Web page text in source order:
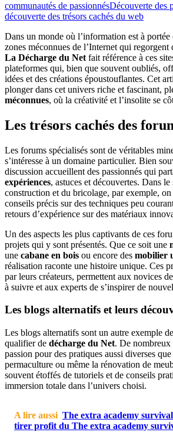
communautés de passionnésDécouverte des
découverte des trésors cachés du web
Dans un monde où l’information est à
zones méconnues de l’Internet qui regorgent
La Décharge du Net fait référence à ces
plateformes qui, bien que souvent oubliés,
idées et des créations époustouflantes. Cet
plonger dans cet univers riche et fascinant,
méconnues, où la créativité et l’insolite se
Les trésors cachés des
Les forums spécialisés sont de véritables
s’intéresse à un domaine particulier. Bien
discussion accueillent des passionnés qui
expériences, astuces et découvertes. Dans le
construction et du bricolage, par exemple,
conseils précis sur des techniques peu
retours d’expérience sur des matériaux
Un des aspects les plus captivants de ces
projets qui y sont présentés. Que ce soit une
une cabane en bois ou encore des mobilier
réalisation raconte une histoire unique. Ces
par leurs créateurs, permettent aux novices
à suivre et aux experts de s’inspirer de
Les blogs alternatifs et leurs
Les blogs alternatifs sont un autre exemple
qualifier de décharge du Net. De nombreux
passion pour des pratiques aussi diverses que
permaculture ou même la rénovation de
souvent étoffés de tutoriels et de conseils
immersion totale dans l’univers choisi.
A lire aussi The extra academy
tirer profit du The extra academy